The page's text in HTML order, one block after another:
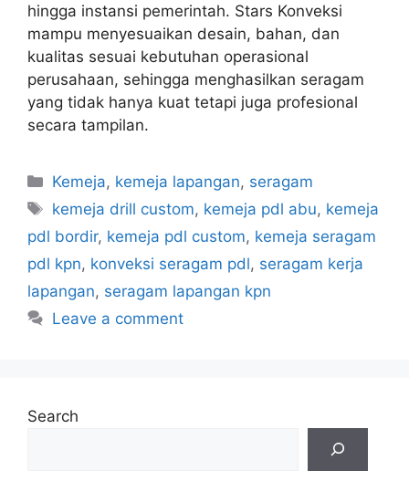
hingga instansi pemerintah. Stars Konveksi
mampu menyesuaikan desain, bahan, dan
kualitas sesuai kebutuhan operasional
perusahaan, sehingga menghasilkan seragam
yang tidak hanya kuat tetapi juga profesional
secara tampilan.
Kemeja, kemeja lapangan, seragam
kemeja drill custom, kemeja pdl abu, kemeja
pdl bordir, kemeja pdl custom, kemeja seragam
pdl kpn, konveksi seragam pdl, seragam kerja
lapangan, seragam lapangan kpn
Leave a comment
Search